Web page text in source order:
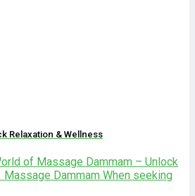
Relaxation & Wellness
of Massage Dammam – Unlock
Dammam When seeking